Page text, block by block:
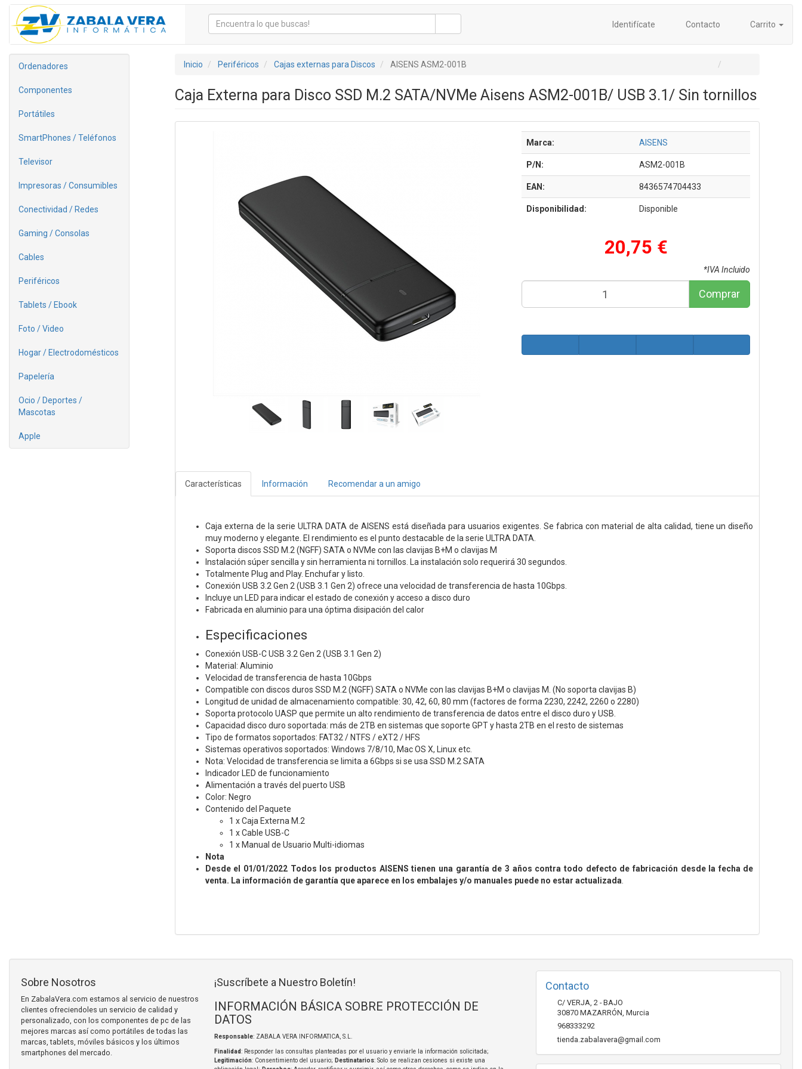
Identifícate Contacto Carrito
Ordenadores
Componentes
Portátiles
SmartPhones / Teléfonos
Televisor
Impresoras / Consumibles
Conectividad / Redes
Gaming / Consolas
Cables
Periféricos
Tablets / Ebook
Foto / Video
Hogar / Electrodomésticos
Papelería
Ocio / Deportes /
Mascotas
Apple
Inicio Periféricos Cajas externas para Discos AISENS ASM2-001B
Caja Externa para Disco SSD M.2 SATA/NVMe Aisens ASM2-001B/ USB 3.1/ Sin tornillos
Marca: AISENS
P/N: ASM2-001B
EAN: 8436574704433
Disponibilidad: Disponible
20,75 €
*IVA Incluido
Comprar
Características Información Recomendar a un amigo
Caja externa de la serie ULTRA DATA de AISENS está diseñada para usuarios exigentes. Se fabrica con material de alta calidad, tiene un diseño
muy moderno y elegante. El rendimiento es el punto destacable de la serie ULTRA DATA.
Soporta discos SSD M.2 (NGFF) SATA o NVMe con las clavijas B+M o clavijas M
Instalación súper sencilla y sin herramienta ni tornillos. La instalación solo requerirá 30 segundos.
Totalmente Plug and Play. Enchufar y listo.
Conexión USB 3.2 Gen 2 (USB 3.1 Gen 2) ofrece una velocidad de transferencia de hasta 10Gbps.
Incluye un LED para indicar el estado de conexión y acceso a disco duro
Fabricada en aluminio para una óptima disipación del calor
Especificaciones
Conexión USB-C USB 3.2 Gen 2 (USB 3.1 Gen 2)
Material: Aluminio
Velocidad de transferencia de hasta 10Gbps
Compatible con discos duros SSD M.2 (NGFF) SATA o NVMe con las clavijas B+M o clavijas M. (No soporta clavijas B)
Longitud de unidad de almacenamiento compatible: 30, 42, 60, 80 mm (factores de forma 2230, 2242, 2260 o 2280)
Soporta protocolo UASP que permite un alto rendimiento de transferencia de datos entre el disco duro y USB.
Capacidad disco duro soportada: más de 2TB en sistemas que soporte GPT y hasta 2TB en el resto de sistemas
Tipo de formatos soportados: FAT32 / NTFS / eXT2 / HFS
Sistemas operativos soportados: Windows 7/8/10, Mac OS X, Linux etc.
Nota: Velocidad de transferencia se limita a 6Gbps si se usa SSD M.2 SATA
Indicador LED de funcionamiento
Alimentación a través del puerto USB
Color: Negro
Contenido del Paquete
1 x Caja Externa M.2
1 x Cable USB-C
1 x Manual de Usuario Multi-idiomas
Nota
Desde el 01/01/2022 Todos los productos AISENS tienen una garantía de 3 años contra todo defecto de fabricación desde la fecha de
venta. La información de garantía que aparece en los embalajes y/o manuales puede no estar actualizada.
Sobre Nosotros
En ZabalaVera.com estamos al servicio de nuestros
clientes ofreciendoles un servicio de calidad y
personalizado, con los componentes de pc de las
mejores marcas así como portátiles de todas las
marcas, tablets, móviles básicos y los últimos
smartphones del mercado.
¡Suscríbete a Nuestro Boletín!
INFORMACIÓN BÁSICA SOBRE PROTECCIÓN DE
DATOS
Responsable: ZABALA VERA INFORMATICA, S.L.
Finalidad: Responder las consultas planteadas por el usuario y enviarle la información solicitada;
Legitimación: Consentimiento del usuario; Destinatarios: Solo se realizan cesiones si existe una
Contacto
C/ VERJA, 2 - BAJO
30870 MAZARRÓN, Murcia
968333292
tienda.zabalavera@gmail.com